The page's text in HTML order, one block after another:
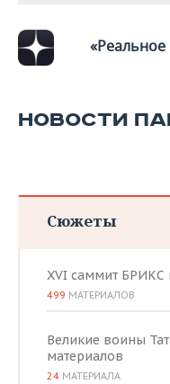
НОВОСТИ
Сюжеты
XVI саммит БРИКС
499 МАТЕРИАЛОВ
Великие воины
материалов
24 МАТЕРИАЛА